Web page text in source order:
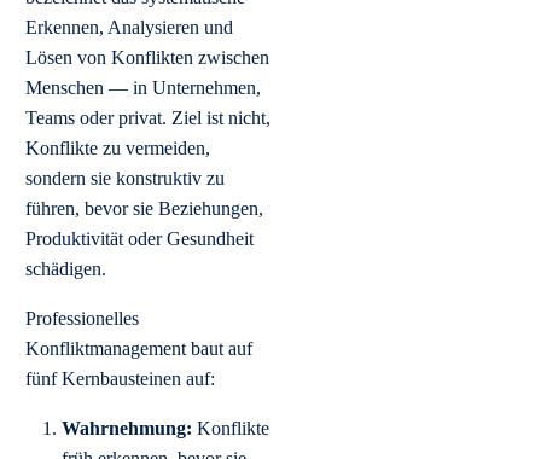
Erkennen, Analysieren und
Lösen von Konflikten zwischen
Menschen — in Unternehmen,
Teams oder privat. Ziel ist nicht,
Konflikte zu vermeiden,
sondern sie konstruktiv zu
führen, bevor sie Beziehungen,
Produktivität oder Gesundheit
schädigen.
Professionelles
Konfliktmanagement baut auf
fünf Kernbausteinen auf:
Wahrnehmung: Konflikte